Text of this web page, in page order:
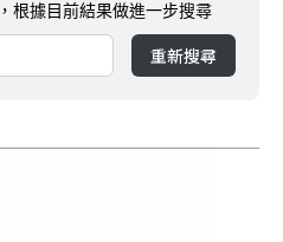
，根據目前結果做進一步搜尋
重新搜尋